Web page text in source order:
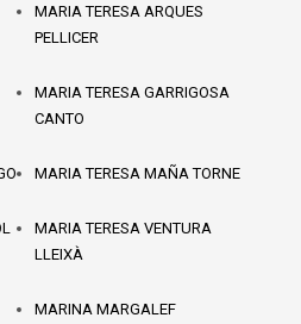
MARIA TERESA ARQUES
PELLICER
MARIA TERESA GARRIGOSA
CANTO
MARIA TERESA MAÑA TORNE
MARIA TERESA VENTURA
LLEIXÀ
MARINA MARGALEF